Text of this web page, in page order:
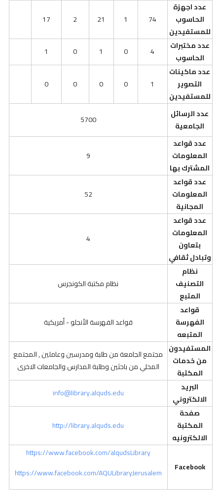
عدد اجهزة
الحاسوب
للمستفيدين
74
1
21
2
17
عدد مختبرات
الحاسوب
4
0
1
0
1
عدد ماكينات
التصوير
للمستفيدين
1
0
0
0
0
عدد الرسائل
الجامعية
5700
عدد قواعد
المعلومات
المشترك بها
9
عدد قواعد
المعلومات
المجانية
52
عدد قواعد
المعلومات
بتعاون
وتبادل ثقافي
4
نظام
التصنيف
المتبع
نظام مكتبة الكونجرس
قواعد
الفهرسة
المتبعه
قواعد الفهرسة الأنجلو - أمريكية
المستفيدون
من خدمات
المكتبة
مجتمع الجامعة من طلبة ومدرسين وعاملين , المجتمع
المحلي من باحثين وطلبة المدارس والجامعات الاخرى
البريد
الالكتروني
info@library.alquds.edu
صفحة
المكتبة
الالكترونيه
http://library.alquds.edu
Facebook
https://www.facebook.com/alqudsLibrary
https://www.facebook.com/AQULibraryJerusalem